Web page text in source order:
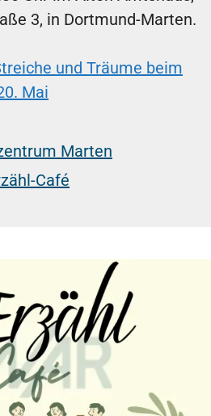
3, in Dortmund-Marten.
und Träume beim
Mai
Marten
Café